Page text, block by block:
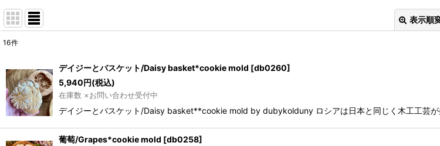
表示順
並び順:
絞り込む
16件
デイジーとバスケット/Daisy basket*cookie mold [db0260]
5,940円(税込)
在庫数 ×お問い合わせ受付中
デイジーとバスケット/Daisy basket**cookie mold by dubykolduny ロシアは日本と同じく木工工芸
葡萄/Grapes*cookie mold [db0258]